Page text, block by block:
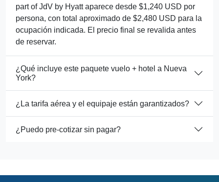
part of JdV by Hyatt aparece desde $1,240 USD por
persona, con total aproximado de $2,480 USD para la
ocupación indicada. El precio final se revalida antes
de reservar.
¿Qué incluye este paquete vuelo + hotel a Nueva
York?
¿La tarifa aérea y el equipaje están garantizados?
¿Puedo pre-cotizar sin pagar?